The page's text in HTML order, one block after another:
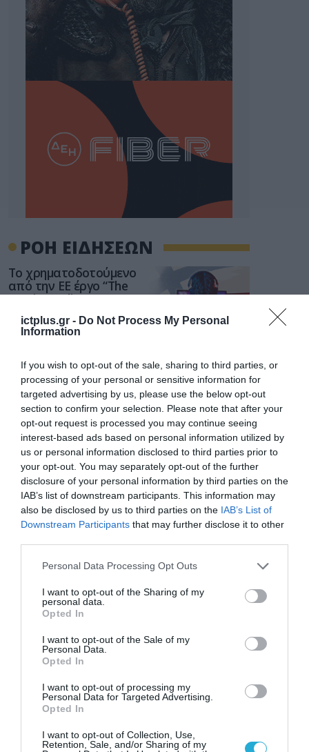
ictplus.gr - Do Not Process My Personal
Information
If you wish to opt-out of the sale, sharing to third parties, or
processing of your personal or sensitive information for
targeted advertising by us, please use the below opt-out
section to confirm your selection. Please note that after your
opt-out request is processed you may continue seeing
interest-based ads based on personal information utilized by
us or personal information disclosed to third parties prior to
your opt-out. You may separately opt-out of the further
disclosure of your personal information by third parties on the
IAB’s list of downstream participants. This information may
also be disclosed by us to third parties on the IAB’s List of
Downstream Participants that may further disclose it to other
Please note that this website/app uses one or more Google
not limited to your visit or usage behaviour. You may click to
grant or deny consent to Google and its third-party tags to
use your data for below specified purposes in below Google
consent section.
Personal Data Processing Opt Outs
I want to opt-out of the Sharing of my
personal data.
Opted In
I want to opt-out of the Sale of my
Personal Data.
Opted In
I want to opt-out of processing my
Personal Data for Targeted Advertising.
Opted In
I want to opt-out of Collection, Use,
Retention, Sale, and/or Sharing of my
ΡΟΗ ΕΙΔΗΣΕΩΝ
Το χρηματοδοτούμενο
από την ΕΕ έργο “The
Gaming Police”
ενισχύει την ασφάλεια
των παιδιών στο
διαδίκτυο
31.07.2026
για τα πρόστιμα σε
παραβάσεις που
αφορούν τους ΦΗΜ
31.07.2026
Σ. Καλαφάτης: «Η
Τεχνητή Νοημοσύνη
δεν είναι απλώς μια
νέα τεχνολογία, είναι
μια νέα βιομηχανική
επανάσταση»
31.07.2026
Νέος οδηγός του ΕΚΤ
για τη χρηματοδότηση
επιχειρήσεων στον
χώρο της άμυνας
Η πιο ταξιδιάρικη
βαλίτσα του φετινού
καλοκαιριού έχει την
ΟΛΗ Η ΡΟΗ ΕΙΔΗΣΕΩΝ